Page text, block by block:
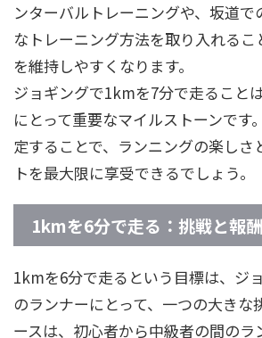
ンターバルトレーニングや、坂道で
なトレーニング方法を取り入れるこ
を維持しやすくなります。
ジョギングで1kmを7分で走ること
にとって重要なマイルストーンです
定することで、ランニングの楽しさ
トを最大限に享受できるでしょう。
1kmを6分で走る：挑戦と報酬
1kmを6分で走るという目標は、ジ
のランナーにとって、一つの大きな
ースは、初心者から中級者の間のラ